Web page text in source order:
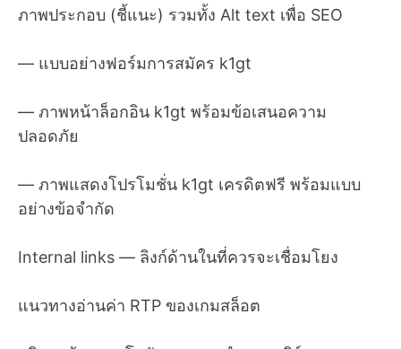
ภาพประกอบ (ชี้แนะ) รวมทั้ง Alt text เพื่อ SEO
— แบบอย่างฟอร์มการสมัคร k1gt
— ภาพหน้าล็อกอิน k1gt พร้อมข้อเสนอความ
ปลอดภัย
— ภาพแสดงโปรโมชั่น k1gt เครดิตฟรี พร้อมแบบ
อย่างข้อจำกัด
Internal links — ลิงก์ด้านในที่ควรจะเชื่อมโยง
แนวทางอ่านค่า RTP ของเกมสล็อต